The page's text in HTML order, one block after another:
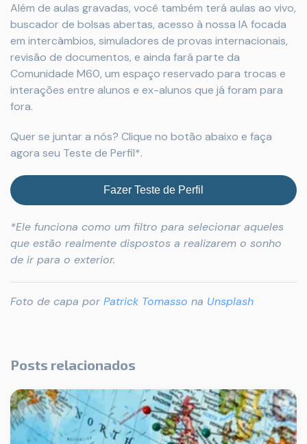
Além de aulas gravadas, você também terá aulas ao vivo,
buscador de bolsas abertas, acesso à nossa IA focada
em intercâmbios, simuladores de provas internacionais,
revisão de documentos, e ainda fará parte da
Comunidade M60, um espaço reservado para trocas e
interações entre alunos e ex-alunos que já foram para
fora.
Quer se juntar a nós? Clique no botão abaixo e faça
agora seu Teste de Perfil*.
Fazer Teste de Perfil
*Ele funciona como um filtro para selecionar aqueles
que estão realmente dispostos a realizarem o sonho
de ir para o exterior.
Foto de capa por Patrick Tomasso na Unsplash
Posts relacionados